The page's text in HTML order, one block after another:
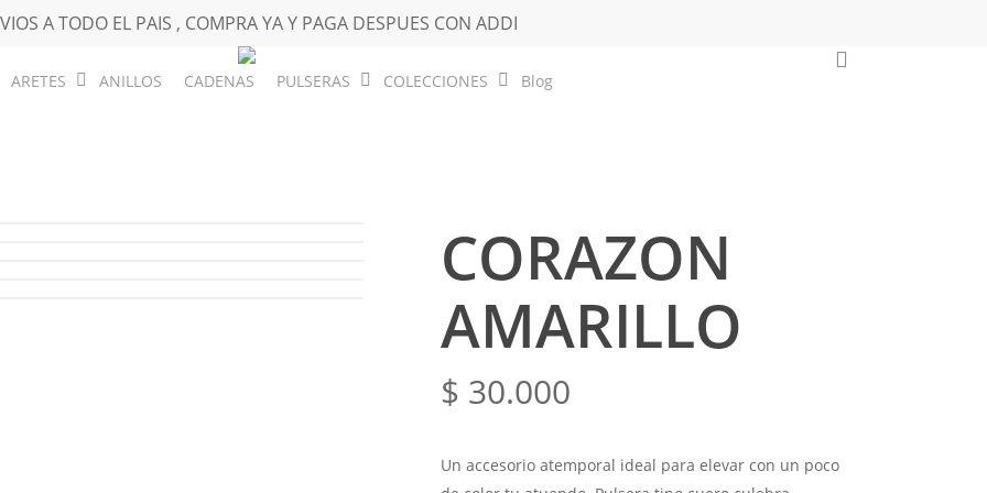
A TODO EL PAIS , COMPRA YA Y PAGA DESPUES CON ADDI
ARETES ANILLOS CADENAS PULSERAS COLECCIONES
Blog
CORAZON
AMARILLO
$ 30.000
Un accesorio atemporal ideal para elevar con un poco